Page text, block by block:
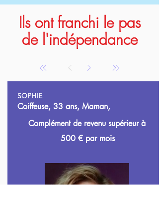
Ils ont franchi le pas
de l'indépendance
SOPHIE
Coiffeuse, 33 ans, Maman,
Complément de revenu supérieur à
500 € par mois